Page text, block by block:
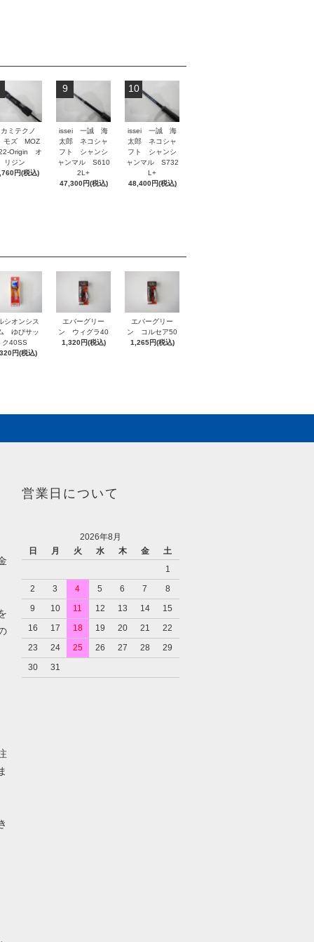
ミテクノ
ズ MOZ
Origin オ
リジン
円(税込)
9
issei 一誠 海
太郎 ネコシャ
フト シャンシ
ャンマル S610
2L+
47,300円(税込)
10
issei 一誠 海
太郎 ネコシャ
フト シャンシ
ャンマル S732
L+
48,400円(税込)
シオンシス
ゆびサッ
ク40SS
円(税込)
エバーグリー
ン ウィグラ40
1,320円(税込)
エバーグリー
ン コルセア50
1,265円(税込)
営業日について
2026年8月
日
月 火 水 木 金
土
1
2
3 4 5 6 7
8
9
10 11 12 13 14
15
16
17 18 19 20 21
22
23
24 25 26 27 28
29
30
31